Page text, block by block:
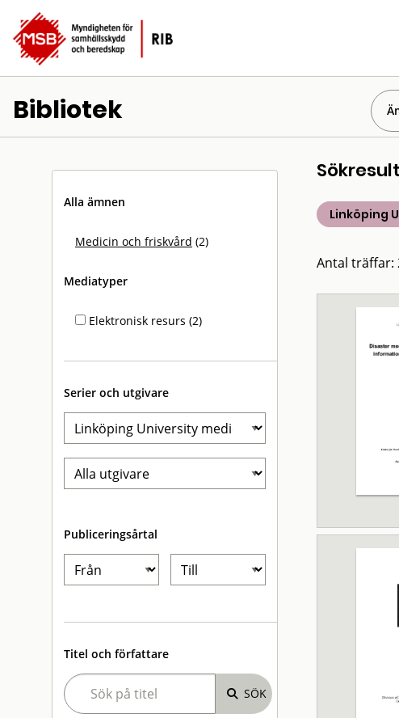
Bibliotek
Alla ämnen
Medicin och friskvård (2)
Mediatyper
Elektronisk resurs (2)
Serier och utgivare
Publiceringsårtal
Titel och författare
Linköping
Antal träffar: